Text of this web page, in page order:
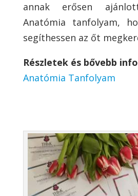
annak erősen
Anatómia tanfolyam,
segíthessen az őt
Részletek és bővebb
Anatómia Tanfolyam